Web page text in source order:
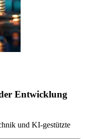
Entwicklung
und KI-gestützte